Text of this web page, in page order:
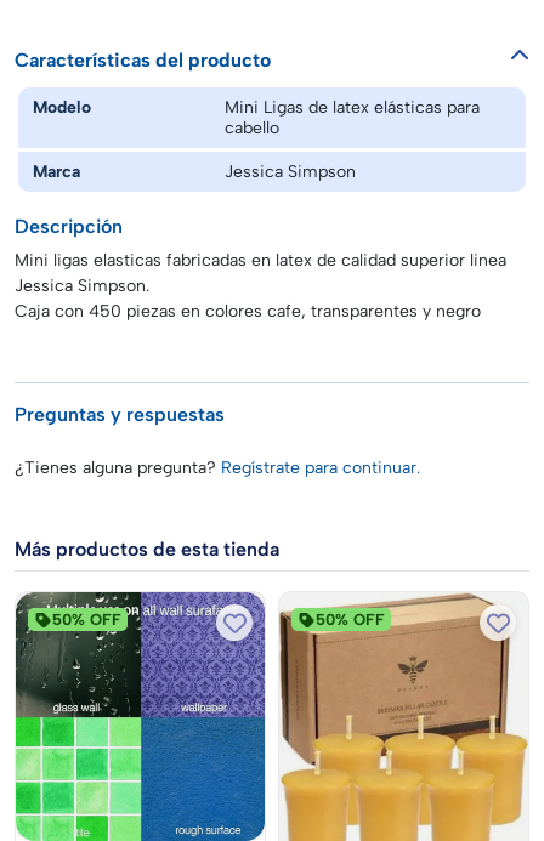
Características del producto
Modelo
Mini Ligas de latex elásticas para
cabello
Marca Jessica Simpson
Descripción
Mini ligas elasticas fabricadas en latex de calidad superior linea
Jessica Simpson.
Caja con 450 piezas en colores cafe, transparentes y negro
Preguntas y respuestas
¿Tienes alguna pregunta? Regístrate para continuar.
Más productos de esta tienda
50% OFF 50% OFF